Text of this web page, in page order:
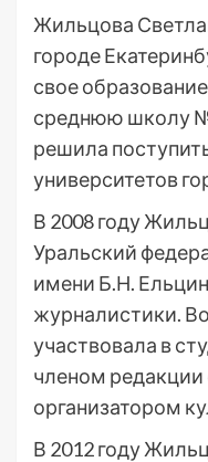
Жильцова
городе
свое
среднюю школу №
решила
университетов
В 2008 году
Уральский
имени Б.Н.
журналистики.
участвовала в
членом редакции
организатором
В 2012 году